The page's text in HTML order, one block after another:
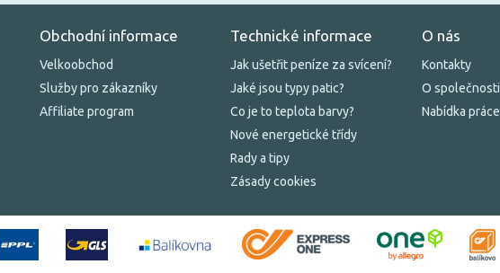
Obchodní informace
Velkoobchod
Služby pro zákazníky
Affiliate program
Technické informace
Jak ušetřit peníze za svícení?
Jaké jsou typy patic?
Co je to teplota barvy?
Nové energetické třídy
Rady a tipy
Zásady cookies
O nás
Kontakty
O společnosti
Nabídka práce